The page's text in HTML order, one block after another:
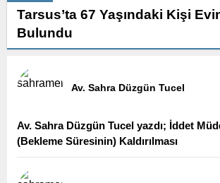
Tarsus’ta 67 Yaşındaki Kişi
Bulundu
Av. Sahra Düzgün Tucel
Av. Sahra Düzgün Tucel yazdı; İddet
(Bekleme Süresinin) Kaldırılması